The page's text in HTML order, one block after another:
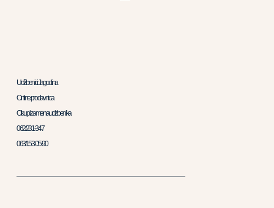
Udžbenici Jagodina
Online prodavnica
Otkup i zamena udzbenika
062/231-347
063/153-05-90